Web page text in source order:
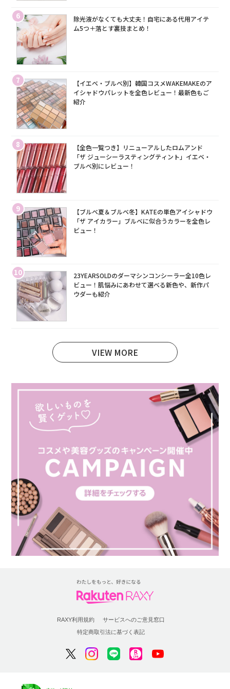
6
除光液がなくても大丈夫！自宅にある代用アイテ
ム5つ＋落とす裏技まとめ！
7
【イエベ・ブルベ別】韓国コスメWAKEMAKEのア
イシャドウパレットを全色レビュー！最新色もご
紹介
8
【全色一覧つき】リニューアルしたロムアンド
「ザ ジューシーラスティングティント」イエベ・
ブルベ別にレビュー！
9
【ブルベ夏＆ブルベ冬】KATEの単色アイシャドウ
「ザ アイカラー」ブルベに似合うカラーを全色レ
ビュー！
10
23YEARSOLDのダーマシンコンシーラー全10色レ
ビュー！肌悩みにあわせて選べる新色や、新作パ
ウダーも紹介
VIEW MORE
RAXY利用規約
サービスへのご意見窓口
特定商取引法に基づく表記